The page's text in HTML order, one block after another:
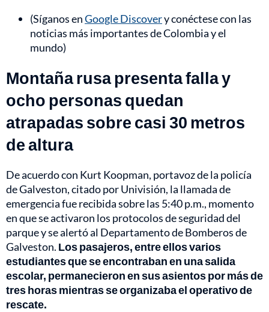
(Síganos enGoogle Discovery conéctese con las
noticias más importantes de Colombia y el
mundo)
Montaña rusa presenta falla y
ocho personas quedan
atrapadas sobre casi 30 metros
de altura
De acuerdo con Kurt Koopman, portavoz de la policía
de Galveston, citado por Univisión, la llamada de
emergencia fue recibida sobre las 5:40 p.m., momento
en que se activaron los protocolos de seguridad del
parque y se alertó al Departamento de Bomberos de
Galveston. Los pasajeros, entre ellos varios
estudiantes que se encontraban en una salida
escolar, permanecieron en sus asientos por más de
tres horas mientras se organizaba el operativo de
rescate.